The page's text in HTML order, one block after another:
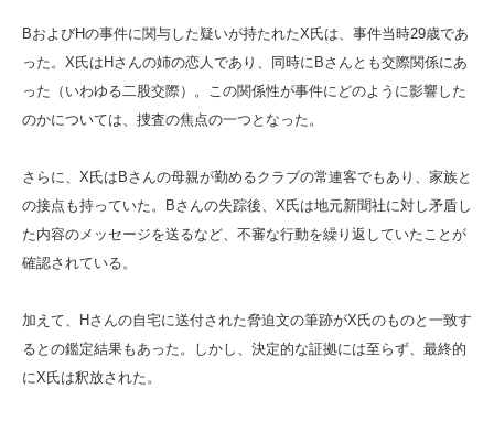
BおよびHの事件に関与した疑いが持たれたX氏は、事件当時29歳であ
った。X氏はHさんの姉の恋人であり、同時にBさんとも交際関係にあ
った（いわゆる二股交際）。この関係性が事件にどのように影響した
のかについては、捜査の焦点の一つとなった。
さらに、X氏はBさんの母親が勤めるクラブの常連客でもあり、家族と
の接点も持っていた。Bさんの失踪後、X氏は地元新聞社に対し矛盾し
た内容のメッセージを送るなど、不審な行動を繰り返していたことが
確認されている。
加えて、Hさんの自宅に送付された脅迫文の筆跡がX氏のものと一致す
るとの鑑定結果もあった。しかし、決定的な証拠には至らず、最終的
にX氏は釈放された。